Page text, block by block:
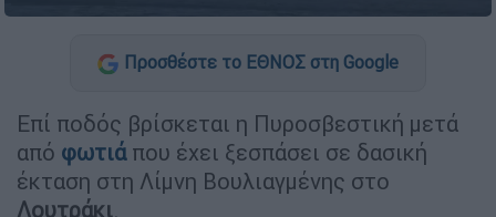
Προσθέστε το ΕΘΝΟΣ στη Google
Επί ποδός βρίσκεται η Πυροσβεστική μετά
από φωτιά που έχει ξεσπάσει σε δασική
έκταση στη Λίμνη Βουλιαγμένης στο
Λουτράκι.